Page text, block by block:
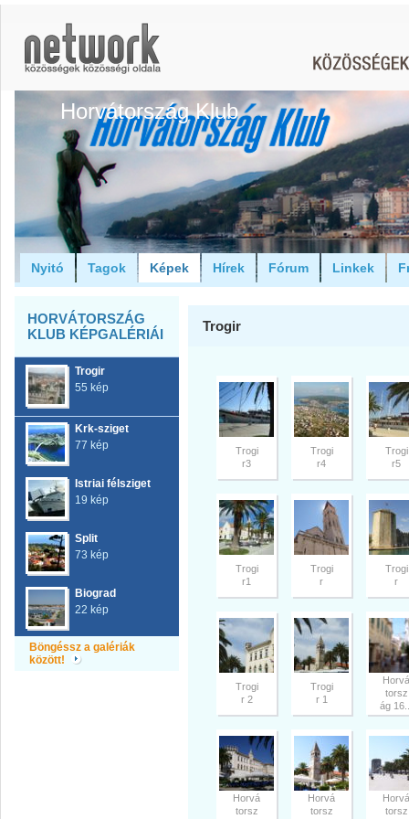
Horvátország Klub
Nyitó Tagok Képek Hírek Fórum Linkek
HORVÁTORSZÁG
KLUB KÉPGALÉRIÁI
Trogir
55 kép
Krk-sziget
77 kép
Istriai félsziget
19 kép
Split
73 kép
Biograd
22 kép
Böngéssz a galériák
között!
Trogir
Trogi
r3
Trogi
r4
Trogi
r5
Trogi
r1
Trogi
r
Trogi
r
Trogi
r 2
Trogi
r 1
Horvá
torsz
ág
Horvá
torsz
Horvá
torsz
Horvá
torsz